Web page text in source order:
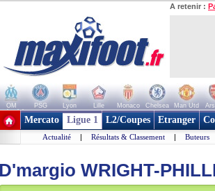
A retenir :
OM PSG Lyon Lille Monaco Chelsea Man Utd
de clubs
Mercato Ligue 1 L2/Coupes Etranger
Actualité | Résultats & Classement | Buteurs
D'margio WRIGHT-